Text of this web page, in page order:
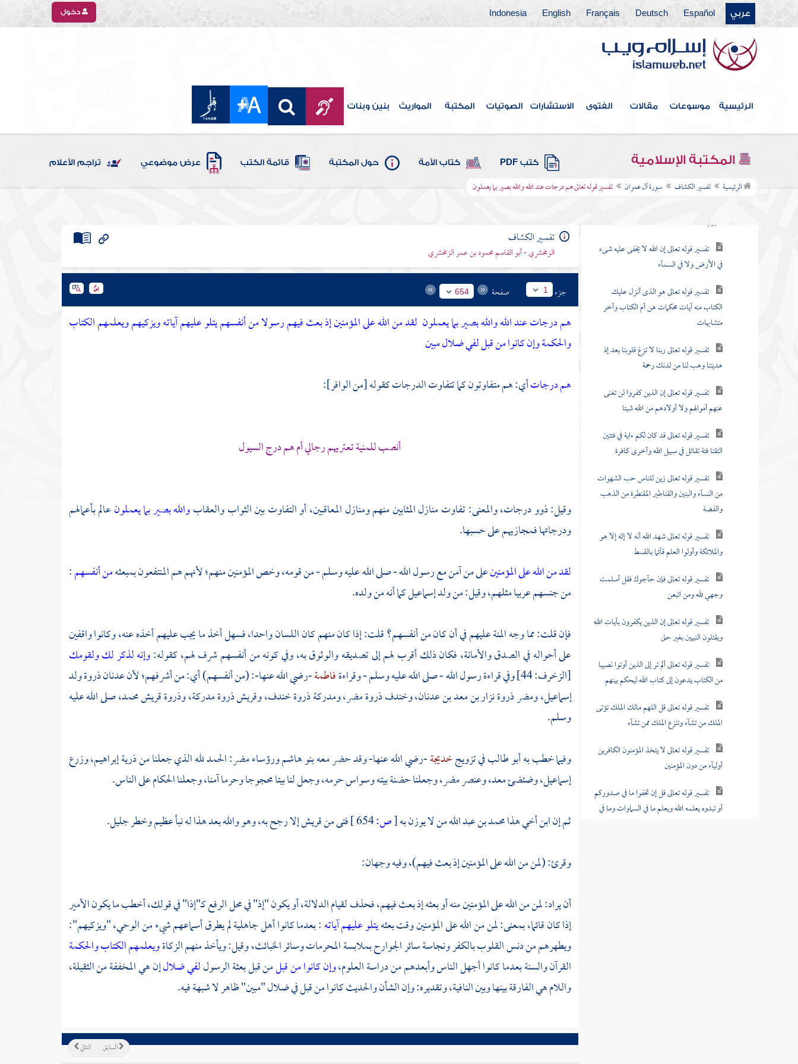
عربي Español
Deutsch
Français
English
Indonesia دخول
الرئيسية موسوعات مقالات الفتوى الاستشارات الصوتيات المكتبة المواريث بنين وبنات
المكتبة الإسلامية كتب PDF كتاب الأمة حول المكتبة قائمة الكتب عرض موضوعي تراجم الأعلام
الرئيسية تفسير الكشاف سورة آل عمران تفسير قوله تعالى هم درجات عند الله والله بصير بما يعملون
فهرس الكتاب
مقدمة المؤلف
سورة فاتحة الكتاب
سورة البقرة
سورة آل عمران
القيوم
تفسير قوله تعالى إن الله لا يخفى عليه شىء
في الأرض ولا في السمآء
تفسير قوله تعالى هو الذى أنزل عليك
الكتاب منه آيات محكمات هن أم الكتاب وأخر
متشابهات
تفسير قوله تعالى ربنا لا تزغ قلوبنا بعد إذ
هديتنا وهب لنا من لدنك رحمة
تفسير قوله تعالى إن الذين كفروا لن تغنى
عنهم أموالهم ولا أولادهم من الله شيئا
تفسير قوله تعالى قد كان لكم ءاية في فئتين
التقتا فئة تقاتل في سبيل الله وأخرى كافرة
تفسير قوله تعالى زين للناس حب الشهوات
من النسآء والبنين والقناطير المقنطرة من الذهب
والفضة
تفسير قوله تعالى شهد الله أنه لا إله إلا هو
والملائكة وأولوا العلم قآئما بالقسط
تفسير قوله تعالى فإن حآجوك فقل أسلمت
وجهي لله ومن اتبعن
تفسير قوله تعالى إن الذين يكفرون بآيات الله
ويقتلون النبيين بغير حق
تفسير قوله تعالى ألم تر إلى الذين أوتوا نصيبا
من الكتاب يدعون إلى كتاب الله ليحكم بينهم
تفسير قوله تعالى قل اللهم مالك الملك تؤتى
الملك من تشآء وتنزع الملك ممن تشآء
تفسير قوله تعالى لا يتخذ المؤمنون الكافرين
أوليآء من دون المؤمنين
تفسير قوله تعالى قل إن تخفوا ما في صدوركم
أو تبدوه يعلمه الله ويعلم ما في السماوات وما في
تفسير الكشاف
الزمخشري - أبو القاسم محمود بن عمر الزمخشري
جزء 1 صفحة 654
هم درجات عند الله والله بصير بما يعملون لقد من الله على المؤمنين إذ بعث فيهم رسولا من أنفسهم يتلو عليهم آياته ويزكيهم ويعلمهم الكتاب
والحكمة وإن كانوا من قبل لفي ضلال مبين
هم درجاتأي: هم متفاوتون كما تتفاوت الدرجات كقوله [من الوافر]:
أنصب للمنية تعتريهم رجالي أم هم درج السيول
وقيل: ذوو درجات، والمعنى: تفاوت منازل المثابين منهم ومنازل المعاقبين، أو التفاوت بين الثواب والعقابوالله بصير بما يعملونعالم بأعمالهم
ودرجاتها فمجازيهم على حسبها.
لقد من الله على المؤمنينعلى من آمن مع رسول الله - صلى الله عليه وسلم - من قومه، وخص المؤمنين منهم؛ لأنهم هم المنتفعون بمبعثهمن أنفسهم:
من جنسهم عربيا مثلهم، وقيل: من ولدإسماعيلكما أنه من ولده.
فإن قلت: مما وجه المنة عليهم في أن كان من أنفسهم؟ قلت: إذا كان منهم كان اللسان واحدا، فسهل أخذ ما يجب عليهم أخذه عنه، وكانوا واقفين
على أحواله في الصدق والأمانة، فكان ذلك أقرب لهم إلى تصديقه والوثوق به، وفي كونه من أنفسهم شرف لهم، كقوله:وإنه لذكر لك ولقومك
[الزخرف: 44] وفي قراءة رسول الله - صلى الله عليه وسلم - وقراءة
فاطمة-رضي الله عنها-: (من أنفسهم) أي: من أشرفهم؛ لأنعدنانذروة ولد
إسماعيل،ومضرذروةنزار بن معد بن عدنان،وخندفذروةمضر،ومدركةذروةخندف،وقريشذروةمدركة،وذروةقريشمحمد،صلى الله عليه
وسلم.
وفيما خطب بهأبو طالبفي تزويجخديجة-رضي الله عنها- وقد حضر معهبنو هاشمورؤساءمضر:الحمد لله الذي جعلنا من ذريةإبراهيم،وزرع
إسماعيل،وضئضئمعد،وعنصرمضر،وجعلنا حضنة بيته وسواس حرمه، وجعل لنا بيتا محجوجا وحرما آمنا، وجعلنا الحكام على الناس.
ثم إن ابن أخي هذامحمد بن عبد اللهمن لا يوزن به[ص: فتى منقريشإلا رجح به، وهو والله بعد هذا له نبأ عظيم وخطر جليل.
وقرئ: (لمن من الله على المؤمنين إذ بعث فيهم)، وفيه وجهان:
أن يراد: لمن من الله على المؤمنين منه أو بعثه إذ بعث فيهم، فحذف لقيام الدلالة، أو يكون "إذ" في محل الرفع كـ"إذا" في قولك، أخطب ما يكون الأمير
إذا كان قائما، بمعنى: لمن من الله على المؤمنين وقت بعثهيتلو عليهم آياته: بعدما كانوا أهل جاهلية لم يطرق أسماعهم شيء من الوحي، "ويزكيهم":
ويطهرهم من دنس القلوب بالكفر ونجاسة سائر الجوارح بملابسة المحرمات وسائر الخبائث، وقيل: ويأخذ منهم الزكاةويعلمهم الكتاب والحكمة
القرآن والسنة بعدما كانوا أجهل الناس وأبعدهم من دراسة العلوم،وإن كانوا من قبلمن قبل بعثة الرسوللفي ضلالإن هي المخففة من الثقيلة،
واللام هي الفارقة بينها وبين النافية، وتقديره: وإن الشأن والحديث كانوا من قبل في ضلال "مبين" ظاهر لا شبهة فيه.
التالي السابق